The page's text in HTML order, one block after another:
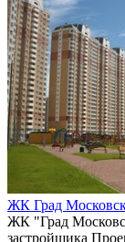
ЖК Град
ЖК "Град
застройщика